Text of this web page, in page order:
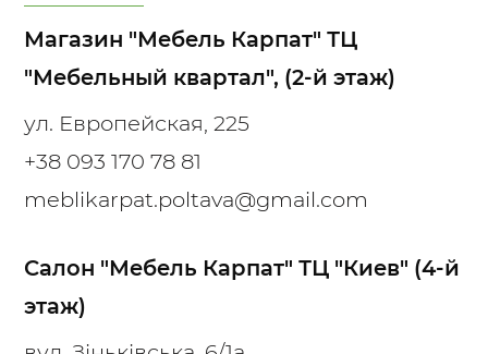
Магазин "Мебель Карпат" ТЦ
"Мебельный квартал", (2-й этаж)
ул. Европейская, 225
+38 093 170 78 81
meblikarpat.poltava@gmail.com
Салон "Мебель Карпат" ТЦ "Киев" (4-й
этаж)